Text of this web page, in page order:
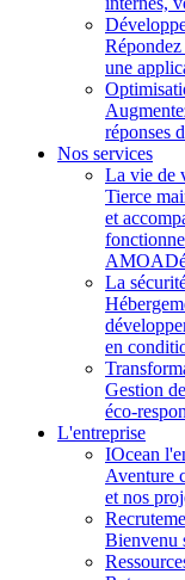
une
réponses
Nos services
La vie de
Tierce
et
AMOA
La
en
Gestion
éco-
L'entreprise
IOcean
Aventure
et nos
Bienvenu